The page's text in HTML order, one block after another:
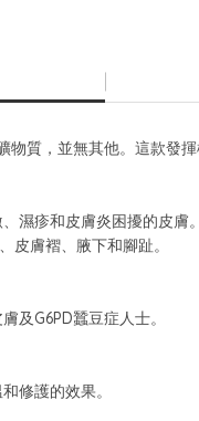
質，並無其他。這款發
濕疹和皮膚炎困擾的皮膚。
膚褶、腋下和腳趾。
及G6PD蠶豆症人士。
修護的效果。